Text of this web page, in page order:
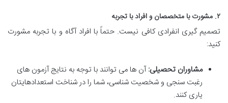
۲. مشورت با متخصصان و افراد با تجربه
تصمیم گیری انفرادی کافی نیست. حتماً با افراد آگاه و با تجربه مشورت
کنید:
مشاوران تحصیلی:آن ها می توانند با توجه به نتایج آزمون های
رغبت سنجی و شخصیت شناسی، شما را در شناخت استعدادهایتان
یاری کنند.